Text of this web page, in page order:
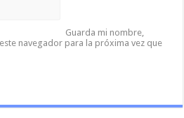
Guarda mi nombre,
navegador para la próxima vez que